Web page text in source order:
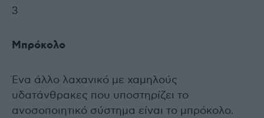
3
Μπρόκολο
Ένα άλλο λαχανικό με χαμηλούς
υδατάνθρακες που υποστηρίζει το
ανοσοποιητικό σύστημα είναι το μπρόκολο.